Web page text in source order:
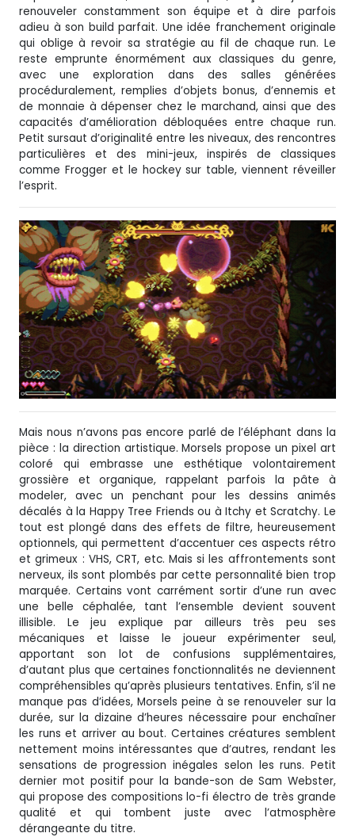
renouveler constamment son équipe et à dire parfois
adieu à son build parfait. Une idée franchement originale
qui oblige à revoir sa stratégie au fil de chaque run. Le
reste emprunte énormément aux classiques du genre,
avec une exploration dans des salles générées
procéduralement, remplies d’objets bonus, d’ennemis et
de monnaie à dépenser chez le marchand, ainsi que des
capacités d’amélioration débloquées entre chaque run.
Petit sursaut d’originalité entre les niveaux, des rencontres
particulières et des mini-jeux, inspirés de classiques
comme Frogger et le hockey sur table, viennent réveiller
l’esprit.
Mais nous n’avons pas encore parlé de l’éléphant dans la
pièce : la direction artistique. Morsels propose un pixel art
coloré qui embrasse une esthétique volontairement
grossière et organique, rappelant parfois la pâte à
modeler, avec un penchant pour les dessins animés
décalés à la Happy Tree Friends ou à Itchy et Scratchy. Le
tout est plongé dans des effets de filtre, heureusement
optionnels, qui permettent d’accentuer ces aspects rétro
et grimeux : VHS, CRT, etc. Mais si les affrontements sont
nerveux, ils sont plombés par cette personnalité bien trop
marquée. Certains vont carrément sortir d’une run avec
une belle céphalée, tant l’ensemble devient souvent
illisible. Le jeu explique par ailleurs très peu ses
mécaniques et laisse le joueur expérimenter seul,
apportant son lot de confusions supplémentaires,
d’autant plus que certaines fonctionnalités ne deviennent
compréhensibles qu’après plusieurs tentatives. Enfin, s’il ne
manque pas d’idées, Morsels peine à se renouveler sur la
durée, sur la dizaine d’heures nécessaire pour enchaîner
les runs et arriver au bout. Certaines créatures semblent
nettement moins intéressantes que d’autres, rendant les
sensations de progression inégales selon les runs. Petit
dernier mot positif pour la bande-son de Sam Webster,
qui propose des compositions lo-fi électro de très grande
qualité et qui tombent juste avec l’atmosphère
dérangeante du titre.